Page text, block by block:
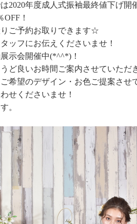
2020年度成人式振袖最終値下げ開
！
ご予約お取りできます☆
ッフにお伝えくださいませ！
示会開催中(*^^*)！
ど良いお時間ご案内させていた
希望のデザイン・お色ご提案させ
せくださいませ！
。